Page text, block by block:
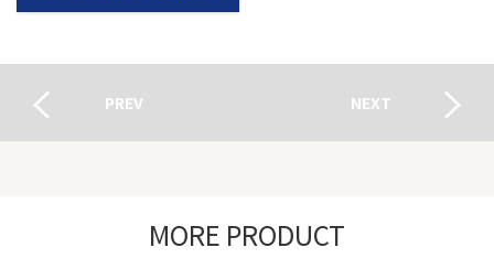
PREV NEXT
MORE PRODUCT